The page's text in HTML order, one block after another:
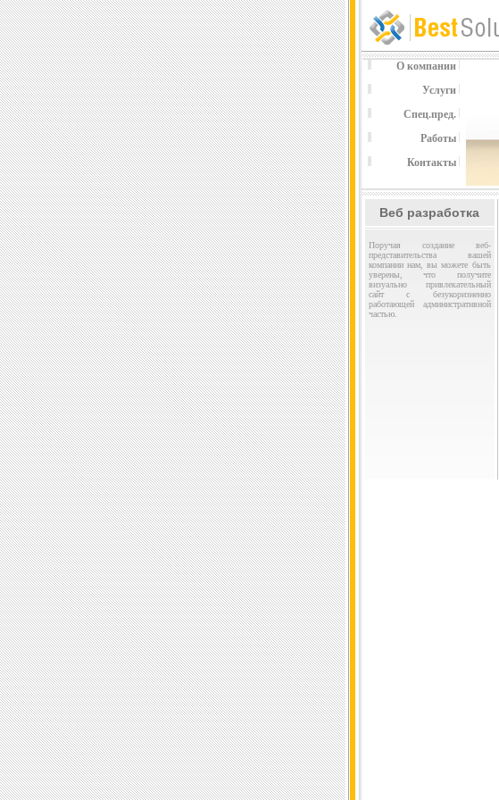
О компании
Услуги
Спец.пред.
Работы
Контакты
Веб разработка
Поручая создание веб-
представительства вашей
компании нам, вы можете быть
уверены, что получите
визуально привлекательный
сайт с безукоризненно
работающей административной
частью.